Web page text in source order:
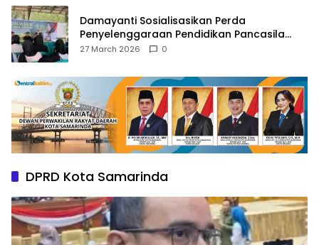
Damayanti Sosialisasikan Perda
Penyelenggaraan Pendidikan Pancasila
dan Wawasan Kebangsaan
27 March 2026 0
DPRD Kota Samarinda